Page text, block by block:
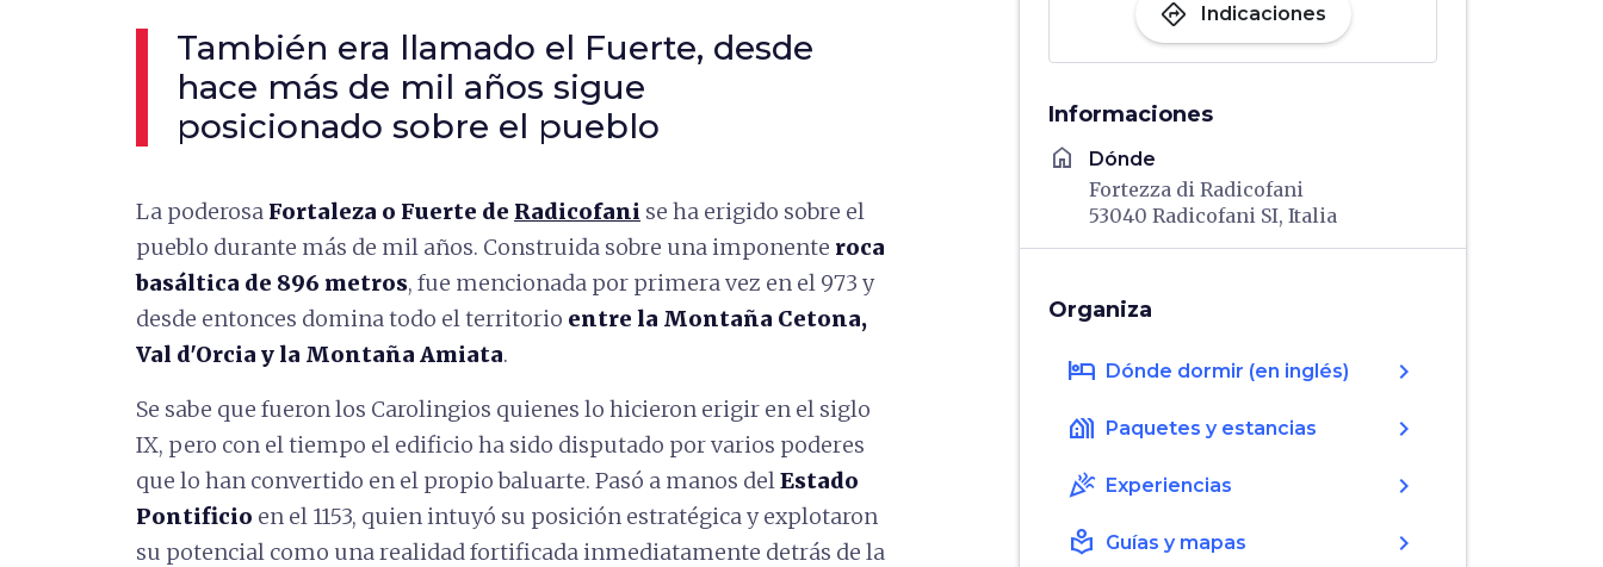
También era llamado el Fuerte, desde
hace más de mil años sigue
posicionado sobre el pueblo
La poderosa Fortaleza o Fuerte de Radicofani se ha erigido sobre el
pueblo durante más de mil años. Construida sobre una imponente roca
basáltica de 896 metros, fue mencionada por primera vez en el 973 y
desde entonces domina todo el territorio entre la Montaña Cetona,
Val d'Orcia y la Montaña Amiata.
Se sabe que fueron los Carolingios quienes lo hicieron erigir en el siglo
IX, pero con el tiempo el edificio ha sido disputado por varios poderes
que lo han convertido en el propio baluarte. Pasó a manos delEstado
Pontificio en el 1153, quien intuyó su posición estratégica y explotaron
su potencial como una realidad fortificada inmediatamente detrás de la
directions Indicaciones
Informaciones
home Dónde
Fortezza di Radicofani
53040 Radicofani SI, Italia
Organiza
hotel Dónde dormir (en inglés) chevron_right
holiday_village Paquetes y estancias chevron_right
celebration Experiencias chevron_right
local_library Guías y mapas chevron_right